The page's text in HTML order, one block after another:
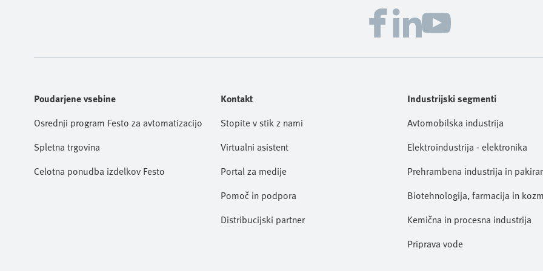
Poudarjene vsebine
Osrednji program Festo za avtomatizacijo
Spletna trgovina
Celotna ponudba izdelkov Festo
Kontakt
Stopite v stik z nami
Virtualni asistent
Portal za medije
Pomoč in podpora
Distribucijski partner
Industrijski segmenti
Avtomobilska industrija
Elektroindustrija - elektronika
Prehrambena industrija in
Biotehnologija, farmacija in
Kemična in procesna industrija
Priprava vode